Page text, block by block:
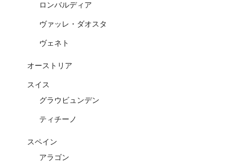
ロンバルディア
ヴァッレ・ダオスタ
ヴェネト
オーストリア
スイス
グラウビュンデン
ティチーノ
スペイン
アラゴン